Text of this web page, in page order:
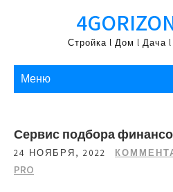
содержимомуСтройка l Дом l Дача
Меню
Сервис подбора
24 НОЯБРЯ, 2022
PRO